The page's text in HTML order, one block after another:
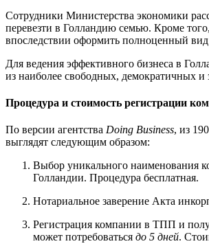
Сотрудники Министерства экономики
перевезти в Голландию семью. Кроме
впоследствии оформить полноценный
Для ведения эффективного бизнеса в
из наиболее свободных, демократичных
Процедура и стоимость регистрации
По версии агентства Doing Business, из
выглядят следующим образом:
Выбор уникального наименования
Голландии. Процедура бесплатная.
Нотариальное заверение Акта
Регистрация компании в ТПП и
может потребоваться до 5 дней.